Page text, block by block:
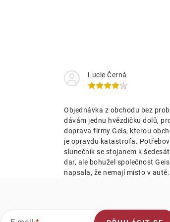
Lucie Černá
Objednávka z obchodu bez
dávám jednu hvězdičku dolů,
doprava firmy Geis, kterou
je opravdu katastrofa.
slunečník se stojanem k
dar, ale bohužel společnost
napsala, že nemají místo v autě.